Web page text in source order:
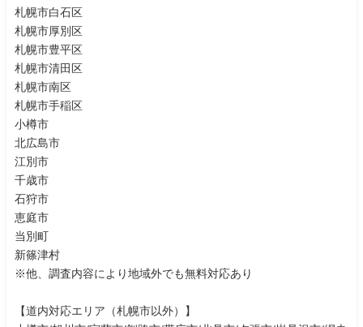
札幌市白石区
札幌市厚別区
札幌市豊平区
札幌市清田区
札幌市南区
札幌市手稲区
小樽市
北広島市
江別市
千歳市
石狩市
恵庭市
当別町
新篠津村
※他、調査内容により地域外でも無料対応あり
【道内対応エリア（札幌市以外）】